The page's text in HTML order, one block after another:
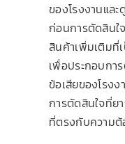
ของโรงงานแล
ก่อนการตัดสิน
สินค้าเพิ่มเติมที่
เพื่อประกอบกา
ข้อเสียของโรง
การตัดสินใจที่ย
ที่ตรงกับความ